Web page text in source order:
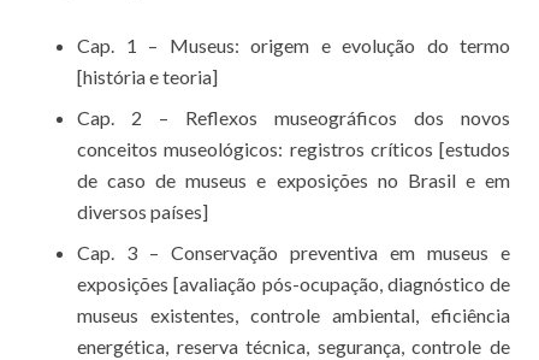
Cap. 1 – Museus: origem e evolução do termo
[história e teoria]
Cap. 2 – Reflexos museográficos dos novos
conceitos museológicos: registros críticos [estudos
de caso de museus e exposições no Brasil e em
diversos países]
Cap. 3 – Conservação preventiva em museus e
exposições [avaliação pós-ocupação, diagnóstico de
museus existentes, controle ambiental, eficiência
energética, reserva técnica, segurança, controle de